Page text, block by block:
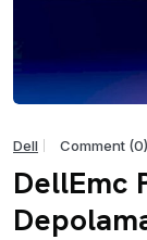
Dell Comment (0)
DellEmc